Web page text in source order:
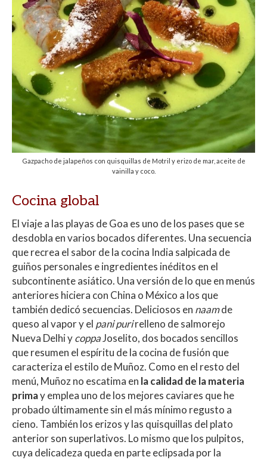
Gazpacho de jalapeños con quisquillas de Motril y erizo de mar, aceite de
vainilla y coco.
Cocina global
El viaje a las playas de Goa es uno de los pases que se
desdobla en varios bocados diferentes. Una secuencia
que recrea el sabor de la cocina India salpicada de
guiños personales e ingredientes inéditos en el
subcontinente asiático. Una versión de lo que en menús
anteriores hiciera con China o México a los que
también dedicó secuencias. Deliciosos en naamde
queso al vapor y el pani purirelleno de salmorejo
Nueva Delhi ycoppaJoselito, dos bocados sencillos
que resumen el espíritu de la cocina de fusión que
caracteriza el estilo de Muñoz. Como en el resto del
menú, Muñoz no escatima en la calidad de la materia
primay emplea uno de los mejores caviares que he
probado últimamente sin el más mínimo regusto a
cieno. También los erizos y las quisquillas del plato
anterior son superlativos. Lo mismo que los pulpitos,
cuya delicadeza queda en parte eclipsada por la